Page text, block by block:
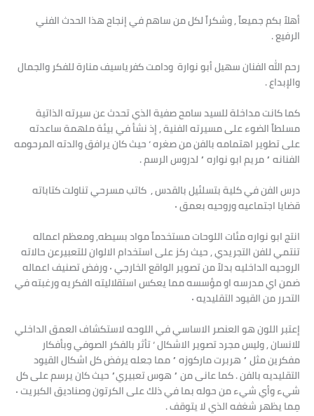
أهلاً بكم جميعاً , وشكراً لكل من ساهم في إنجاح هذا الحدث الفني
الرفيع .
رحم الله الفنان سهيل أبو نوارة ودامت كفرياسيف منارة للفكر والجمال
والإبداع .
كما كانت مداخلة للسيد سامح صفية الذي تحدث عن سيرته الذاتية
مسلطاً الضوء على مسيرته الفنية , إذ نشأ في بيئة ملهمة ساعدته
على تطوير اهتمامه بالفن من صغره ‘ حيث كان يرافق والدته المرحومه
الفنانه ” مريم ابو نواره ” لدروس الرسم .
درس الفن في كلية بتسلئيل بالقدس , كاتب مسرحي تناولت كتاباته
قضايا اجتماعيه وروحيه بعمق ٠
انتج ابو نواره مئات اللوحات مستخدماً مواد بسيطه, ومعظم اعماله
تنتمي للفن التجريدي , حيث ركز على استخدام الالوان للتعبيرعن حالاته
الروحيه الداخليه بدلاً من تصوير الواقع الخارجي ٠ ورفض تصنيف اعماله
ضمن اي مدرسه او مؤسسه مما يعكس استقلاليته الفكريه ورغبته في
التحرر من القيود التقليديه ٠
إعتبر اللون هو العنصر الاساسي في اللوحه لاستكشاف العمق الداخلي
للانسان , وليس مجرد تصوير الاشكال ‘ تأثر بالفكر الصوفي وبأفكار
مفكرين مثل ” هربرت ماركوزه ” مما جعله يرفض كل اشكال القيود
التقليديه بالفن . كما عانى من ” هوس تعبيري” حيث كان يرسم على كل
شيء وأي شيء من حوله بما في ذلك على الكرتون وصناديق الكبريت ٠
مِما يظهر شغفه الذي لا يتوقف .